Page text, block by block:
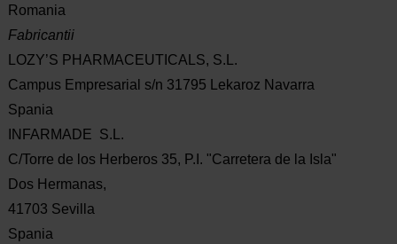
Romania
Fabricantii
LOZY’S PHARMACEUTICALS, S.L.
Campus Empresarial s/n 31795 Lekaroz Navarra
Spania
INFARMADE S.L.
C/Torre de los Herberos 35, P.I. "Carretera de la Isla"
Dos Hermanas,
41703 Sevilla
Spania